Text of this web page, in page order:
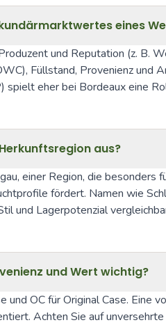
eines
und Reputation (z. B.
Füllstand, Provenienz
spielt eher bei Bordeaux eine
aus?
einer Region, die
fördert. Namen wie
und Lagerpotenzial
und Wert wichtig?
OC für Original Case. Eine
Achten Sie auf